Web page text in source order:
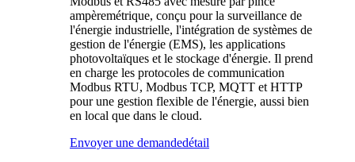
ampèremétrique, conçu pour la surveillance de
l'énergie industrielle, l'intégration de systèmes de
gestion de l'énergie (EMS), les applications
photovoltaïques et le stockage d'énergie. Il prend
en charge les protocoles de communication
Modbus RTU, Modbus TCP, MQTT et HTTP
pour une gestion flexible de l'énergie, aussi bien
en local que dans le cloud.
Envoyer une demandedétail